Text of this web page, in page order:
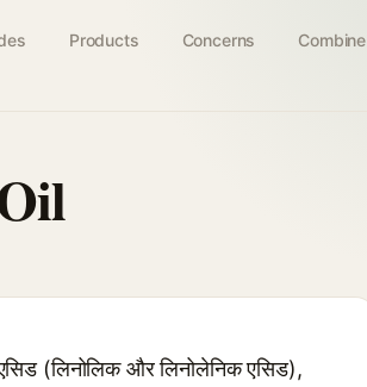
Products Concerns Combine
(लिनोलिक और लिनोलेनिक एसिड),